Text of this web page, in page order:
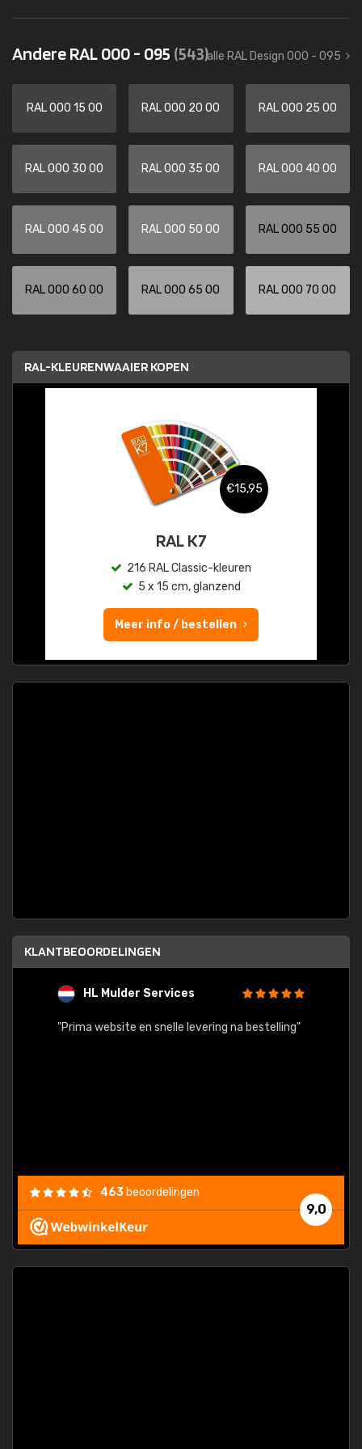
Andere RAL 000 - 095 (543)alle RAL Design 000 - 095
RAL 000 15 00 RAL 000 20 00 RAL 000 25 00
RAL 000 30 00 RAL 000 35 00 RAL 000 40 00
RAL 000 45 00 RAL 000 50 00 RAL 000 55 00
RAL 000 60 00 RAL 000 65 00 RAL 000 70 00
RAL-KLEURENWAAIER KOPEN
€15,95
RAL K7
216 RAL Classic-kleuren
5 x 15 cm, glanzend
Meer info / bestellen
KLANTBEOORDELINGEN
HL Mulder Services
"Prima website en snelle levering na bestelling"
9,0
463 beoordelingen